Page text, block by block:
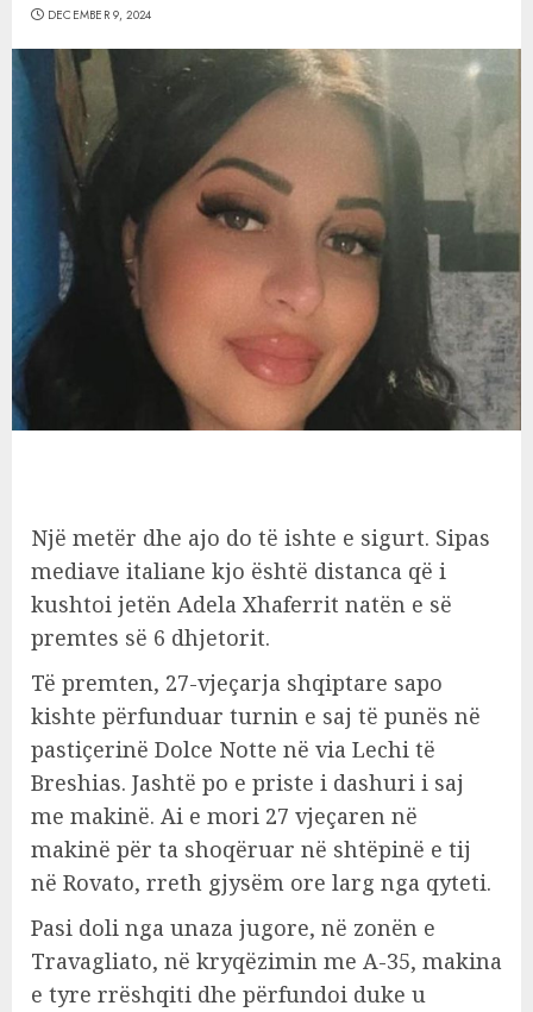
DECEMBER 9, 2024
Një metër dhe ajo do të ishte e sigurt. Sipas
mediave italiane kjo është distanca që i
kushtoi jetën Adela Xhaferrit natën e së
premtes së 6 dhjetorit.
Të premten, 27-vjeçarja shqiptare sapo
kishte përfunduar turnin e saj të punës në
pastiçerinë Dolce Notte në via Lechi të
Breshias. Jashtë po e priste i dashuri i saj
me makinë. Ai e mori 27 vjeçaren në
makinë për ta shoqëruar në shtëpinë e tij
në Rovato, rreth gjysëm ore larg nga qyteti.
Pasi doli nga unaza jugore, në zonën e
Travagliato, në kryqëzimin me A-35, makina
e tyre rrëshqiti dhe përfundoi duke u